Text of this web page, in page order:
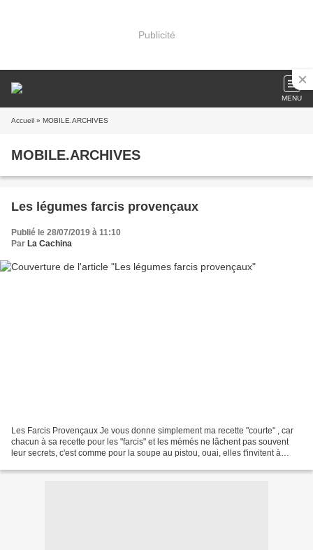
Publicité
MENU
Accueil » MOBILE.ARCHIVES
MOBILE.ARCHIVES
Les légumes farcis provençaux
Publié le 28/07/2019 à 11:10
Par La Cachina
Les Farcis Provençaux Je vous donne simplement ma recette "courte" , car
chacun à sa recette pour les "farcis" et les mémés ne lâchent pas souvent
leur secrets, c'est comme pour la soupe au pistou, ouai, elles t'invitent à